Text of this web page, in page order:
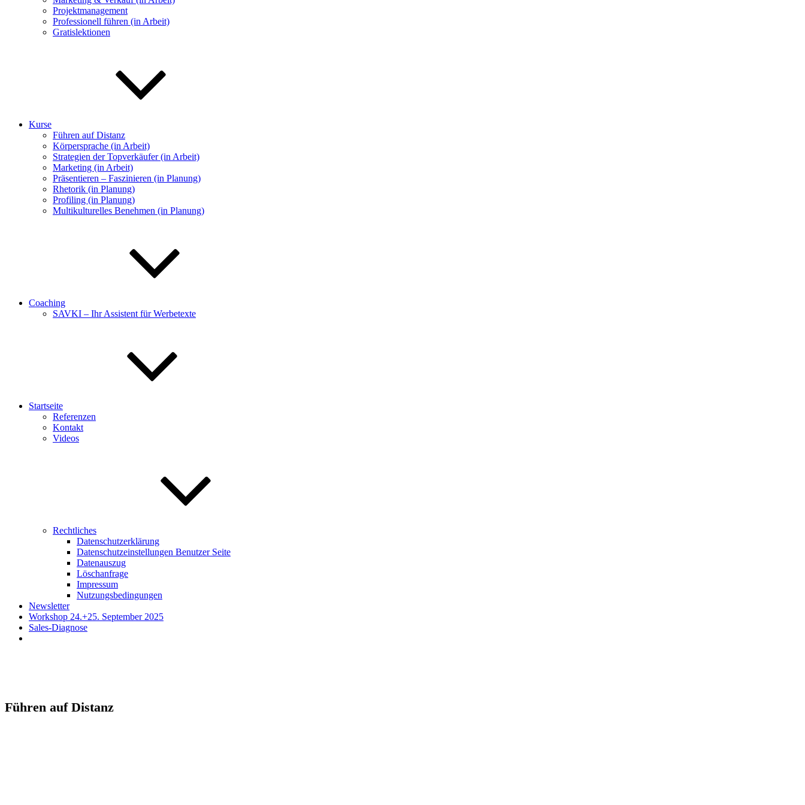
Projektmanagement
Professionell führen (in Arbeit)
Gratislektionen
Kurse
Führen auf Distanz
Körpersprache (in Arbeit)
Strategien der Topverkäufer (in Arbeit)
Marketing (in Arbeit)
Präsentieren – Faszinieren (in Planung)
Rhetorik (in Planung)
Profiling (in Planung)
Multikulturelles Benehmen (in Planung)
Coaching
SAVKI – Ihr Assistent für Werbetexte
Startseite
Referenzen
Kontakt
Videos
Rechtliches
Datenschutzerklärung
Datenschutzeinstellungen Benutzer Seite
Datenauszug
Löschanfrage
Impressum
Nutzungsbedingungen
Newsletter
Workshop 24.+25. September 2025
Sales-Diagnose
Führen auf Distanz